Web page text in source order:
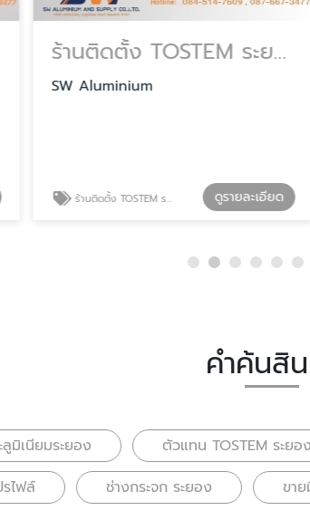
ร้านติดตั้ง TOSTEM ระยอง
SW Aluminium
ร้านติดตั้ง TOSTEM ระยอง ดูรายละเอียด
คำค้นสิ
ลูมิเนียมระยอง ตัวแทน TOSTEM ระยอง
ไฟล์
ช่างกระจก ระยอง ขา